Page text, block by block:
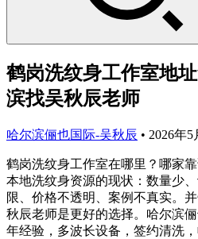
鹤岗洗纹身工作室地
滨找吴秋辰老师
哈尔滨俪也国际-吴秋辰 • 2026年5
鹤岗洗纹身工作室在哪里？哪家
本地洗纹身资源的现状：数量少
限、价格不透明、案例不真实。
秋辰老师是更好的选择。哈尔滨
年经验，多波长设备，签约清洗